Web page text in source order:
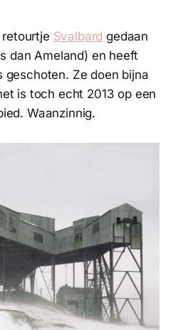
retourtje Svalbard gedaan
dan Ameland) en heeft
geschoten. Ze doen bijna
is toch echt 2013 op een
Waanzinnig.